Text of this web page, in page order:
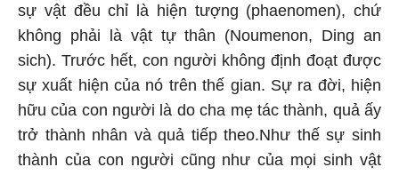
sự vật đều chỉ là hiện tượng (phaenomen), chứ
không phải là vật tự thân (Noumenon, Ding an
sich). Trước hết, con người không định đoạt được
sự xuất hiện của nó trên thế gian. Sự ra đời, hiện
hữu của con người là do cha mẹ tác thành, quả ấy
trở thành nhân và quả tiếp theo.Như thế sự sinh
thành của con người cũng như của mọi sinh vật